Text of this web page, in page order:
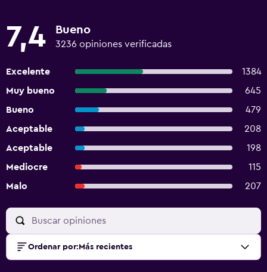
7,4 Bueno
3236 opiniones verificadas
Excelente
1384
Muy bueno
645
Bueno
479
Aceptable
208
Aceptable
198
Mediocre
115
Malo
207
Ordenar por: Más recientes